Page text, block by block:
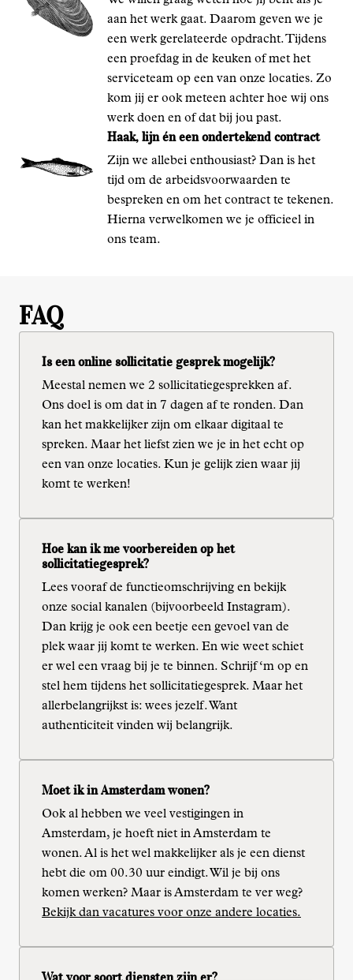
aan het werk gaat. Daarom geven we je
een werk gerelateerde opdracht. Tijdens
een proefdag in de keuken of met het
serviceteam op een van onze locaties. Zo
kom jij er ook meteen achter hoe wij ons
werk doen en of dat bij jou past.
Haak, lijn én een ondertekend contract
Zijn we allebei enthousiast? Dan is het
tijd om de arbeidsvoorwaarden te
bespreken en om het contract te tekenen.
Hierna verwelkomen we je officieel in
ons team.
FAQ
Is een online sollicitatie gesprek mogelijk?
Meestal nemen we 2 sollicitatiegesprekken af.
Ons doel is om dat in 7 dagen af te ronden. Dan
kan het makkelijker zijn om elkaar digitaal te
spreken. Maar het liefst zien we je in het echt op
een van onze locaties. Kun je gelijk zien waar jij
komt te werken!
Hoe kan ik me voorbereiden op het
sollicitatiegesprek?
Lees vooraf de functieomschrijving en bekijk
onze social kanalen (bijvoorbeeld Instagram).
Dan krijg je ook een beetje een gevoel van de
plek waar jij komt te werken. En wie weet schiet
er wel een vraag bij je te binnen. Schrijf ‘m op en
stel hem tijdens het sollicitatiegesprek. Maar het
allerbelangrijkst is: wees jezelf. Want
authenticiteit vinden wij belangrijk.
Moet ik in Amsterdam wonen?
Ook al hebben we veel vestigingen in
Amsterdam, je hoeft niet in Amsterdam te
wonen. Al is het wel makkelijker als je een dienst
hebt die om 00.30 uur eindigt. Wil je bij ons
Bekijk dan vacatures voor onze andere locaties.
Wat voor soort diensten zijn er?